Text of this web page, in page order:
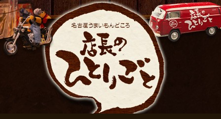
名古屋市伏見の居酒屋【店長の
ひとりごと】のブログ
出張や観光に名古屋めしがおすすめで
す